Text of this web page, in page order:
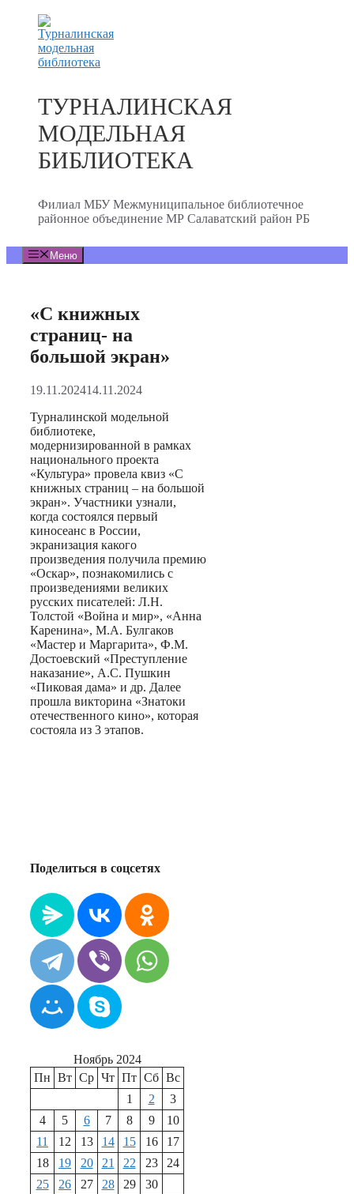
Перейти
содержимому
ТУРНАЛИНСКАЯ
МОДЕЛЬНАЯ
БИБЛИОТЕКА
Филиал МБУ Межмуниципальное библиотечное
районное объединение МР Салаватский район РБ
Меню
«С книжных
страниц- на
большой экран»
19.11.202414.11.2024
Турналинской модельной
библиотеке,
модернизированной в рамках
национального проекта
«Культура» провела квиз «С
книжных страниц – на большой
экран». Участники узнали,
когда состоялся первый
киносеанс в России,
экранизация какого
произведения получила премию
«Оскар», познакомились с
произведениями великих
русских писателей: Л.Н.
Толстой «Война и мир», «Анна
Каренина», М.А. Булгаков
«Мастер и Маргарита», Ф.М.
Достоевский «Преступление
наказание», А.С. Пушкин
«Пиковая дама» и др. Далее
прошла викторина «Знатоки
отечественного кино», которая
состояла из 3 этапов.
Поделиться в соцсетях
Ноябрь 2024
Пн Вт Ср Чт Пт Сб Вс
1
2
3
4
5 6 7 8 9
10
11
12 13 14 15 16
17
18
19 20 21 22 23
24
25
26 27 28 29
30